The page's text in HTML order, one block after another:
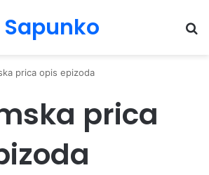
Sapunko
prica opis epizoda
prica